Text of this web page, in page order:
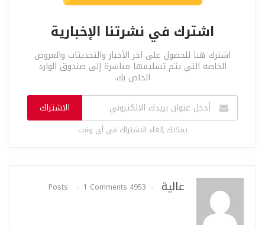
اشترك في نشرتنا الإخبارية
اشترك هنا للحصول على آخر الأخبار والتحديثات والعروض
الخاصة التي يتم تسليمها مباشرة إلى صندوق الوارد
الخاص بك.
الاشتراك
يمكنك إلغاء الاشتراك في أي وقت
عالية 4953 Posts
1 Comments